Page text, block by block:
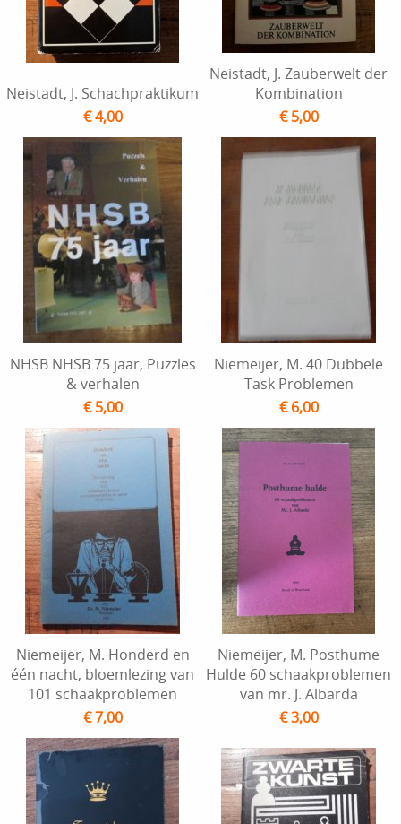
Neistadt, J. Schachpraktikum
€ 4,00
Neistadt, J. Zauberwelt der
Kombination
€ 5,00
NHSB NHSB 75 jaar, Puzzles
& verhalen
€ 5,00
Niemeijer, M. 40 Dubbele
Task Problemen
€ 6,00
Niemeijer, M. Honderd en
één nacht, bloemlezing van
101 schaakproblemen
€ 7,00
Niemeijer, M. Posthume
Hulde 60 schaakproblemen
van mr. J. Albarda
€ 3,00